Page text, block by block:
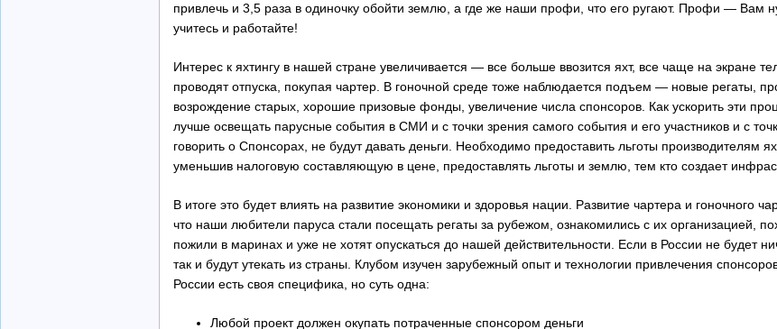
привлечь и 3,5 раза в одиночку обойти землю, а где же наши профи, что его ругают. Профи — Вам
учитесь и работайте!
Интерес к яхтингу в нашей стране увеличивается — все больше ввозится яхт, все чаще на экране
проводят отпуска, покупая чартер. В гоночной среде тоже наблюдается подъем — новые регаты,
возрождение старых, хорошие призовые фонды, увеличение числа спонсоров. Как ускорить эти
лучше освещать парусные события в СМИ и с точки зрения самого события и его участников и с
говорить о Спонсорах, не будут давать деньги. Необходимо предоставить льготы производителям
уменьшив налоговую составляющую в цене, предоставлять льготы и землю, тем кто создает
В итоге это будет влиять на развитие экономики и здоровья нации. Развитие чартера и гоночного
что наши любители паруса стали посещать регаты за рубежом, ознакомились с их организацией,
пожили в маринах и уже не хотят опускаться до нашей действительности. Если в России не будет
так и будут утекать из страны. Клубом изучен зарубежный опыт и технологии привлечения
России есть своя специфика, но суть одна:
Любой проект должен окупать потраченные спонсором деньги